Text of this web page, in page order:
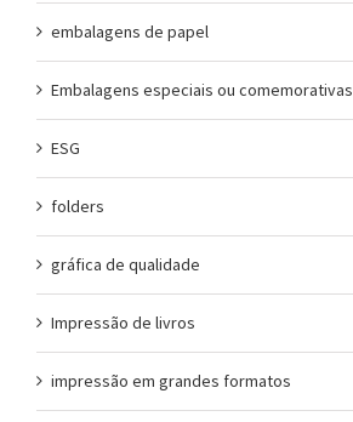
embalagens de papel
Embalagens especiais ou comemorativas
ESG
folders
gráfica de qualidade
Impressão de livros
impressão em grandes formatos